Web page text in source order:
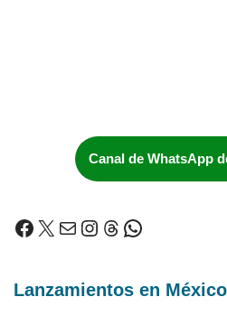
Canal de WhatsApp
Lanzamientos en